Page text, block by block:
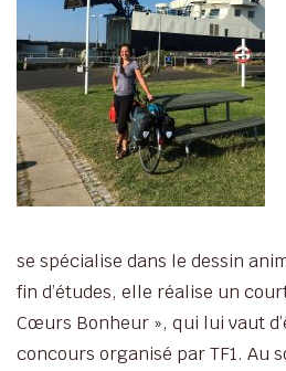
se spécialise dans le dessin
fin d’études, elle réalise un
Cœurs Bonheur », qui lui vaut
concours organisé par TF1. Au